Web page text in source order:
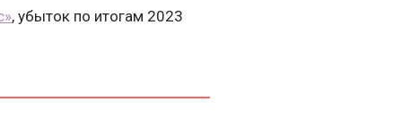
, убыток по итогам 2023